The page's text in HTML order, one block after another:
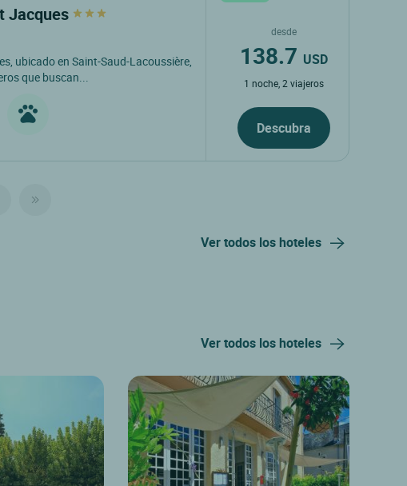
Jacques
ubicado en Saint-Saud-Lacoussière,
que buscan...
desde
138.7 USD
1 noche, 2 viajeros
Descubra
Ver todos los hoteles
Ver todos los hoteles